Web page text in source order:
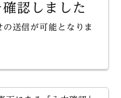
確認しました
送信が可能となりま